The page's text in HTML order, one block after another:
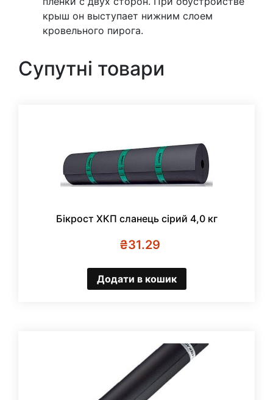
крыш он выступает нижним слоем
кровельного пирога.
Супутні товари
Бікрост ХКП сланець сірий 4,0 кг
₴31.29
Додати в кошик